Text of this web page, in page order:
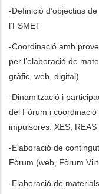
-Definició d’objectius
l’FSMET
-Coordinació amb
per l’elaboració de
gràfic, web, digital)
-Dinamització i
del Fòrum i
impulsores: XES,
-Elaboració de
Fòrum (web, Fòrum
-Elaboració de